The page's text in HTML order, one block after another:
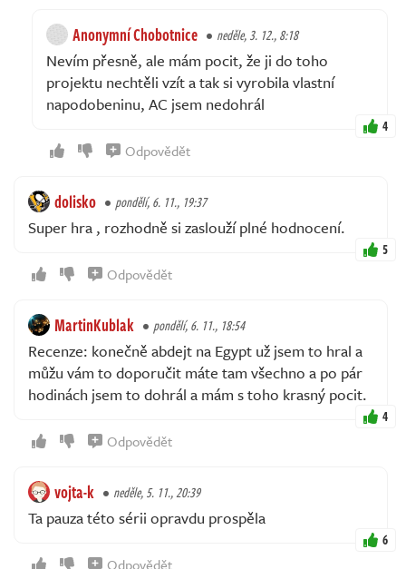
Anonymní Chobotnice neděle, 3. 12., 8:18
Nevím přesně, ale mám pocit, že ji do toho
projektu nechtěli vzít a tak si vyrobila vlastní
napodobeninu, AC jsem nedohrál
4
Odpovědět
dolisko pondělí, 6. 11., 19:37
Super hra , rozhodně si zaslouží plné hodnocení.
5
Odpovědět
MartinKublak pondělí, 6. 11., 18:54
Recenze: konečně abdejt na Egypt už jsem to hral a
můžu vám to doporučit máte tam všechno a po pár
hodinách jsem to dohrál a mám s toho krasný pocit.
4
Odpovědět
vojta-k neděle, 5. 11., 20:39
Ta pauza této sérii opravdu prospěla
6
Odpovědět